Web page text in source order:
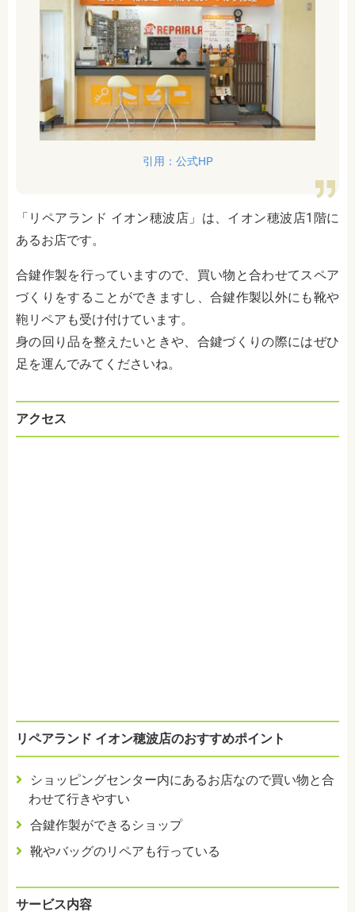
引用：公式HP
「リペアランド イオン穂波店」は、イオン穂波店1階に
あるお店です。
合鍵作製を行っていますので、買い物と合わせてスペア
づくりをすることができますし、合鍵作製以外にも靴や
鞄リペアも受け付けています。
身の回り品を整えたいときや、合鍵づくりの際にはぜひ
足を運んでみてくださいね。
アクセス
リペアランド イオン穂波店のおすすめポイント
ショッピングセンター内にあるお店なので買い物と合
わせて行きやすい
合鍵作製ができるショップ
靴やバッグのリペアも行っている
サービス内容